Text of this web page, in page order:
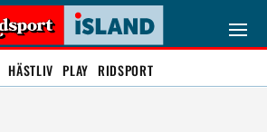
HÄSTLIV PLAY RIDSPORT